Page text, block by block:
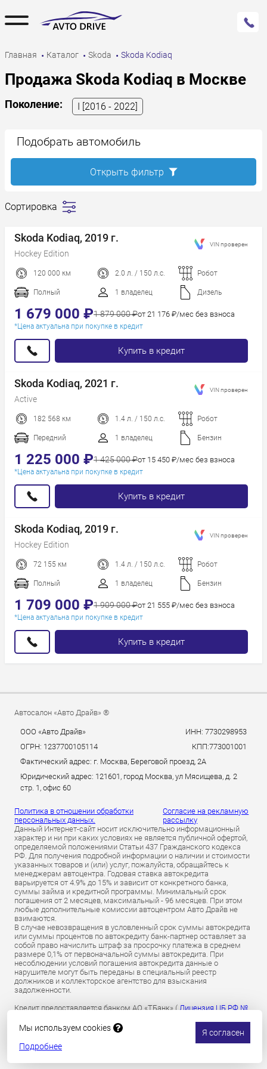
Главная Каталог Skoda Skoda Kodiaq
Продажа Skoda Kodiaq в Москве
Поколение: I [2016 - 2022]
Сортировка
дешевле
Сначала
дороже
Пробег
Год новее
Год старше
Skoda Kodiaq, 2019 г.
Hockey Edition
120 000 км 2.0 л. / 150 л.с. Робот
Полный 1 владелец Дизель
1 679 000 ₽1 879 000 ₽от 21 176 ₽/мес без взноса
*Цена актуальна при покупке в кредит
Купить в кредит
VIN проверен
Skoda Kodiaq, 2021 г.
Active
182 568 км 1.4 л. / 150 л.с. Робот
Передний 1 владелец Бензин
1 225 000 ₽1 425 000 ₽от 15 450 ₽/мес без взноса
*Цена актуальна при покупке в кредит
Купить в кредит
VIN проверен
Skoda Kodiaq, 2019 г.
Hockey Edition
72 155 км 1.4 л. / 150 л.с. Робот
Полный 1 владелец Бензин
1 709 000 ₽1 909 000 ₽от 21 555 ₽/мес без взноса
*Цена актуальна при покупке в кредит
Купить в кредит
VIN проверен
Подобрать автомобиль
Открыть фильтр
Автосалон «Авто Драйв» ®
ООО «Авто Драйв»
ИНН: 7730298953
ОГРН: 1237700105114
КПП:773001001
Фактический адрес: г. Москва, Береговой проезд, 2А
Юридический адрес: 121601, город Москва, ул Мясищева, д. 2
стр. 1, офис 60
Политика в отношении обработки
персональных данных.
Согласие на рекламную
рассылку
Данный Интернет-сайт носит исключительно информационный
характер и ни при каких условиях не является публичной офертой,
определяемой положениями Статьи 437 Гражданского кодекса
РФ. Для получения подробной информации о наличии и стоимости
указанных товаров и (или) услуг, пожалуйста, обращайтесь к
менеджерам автоцентра. Годовая ставка автокредита
варьируется от 4.9% до 15% и зависит от конкретного банка,
суммы займа и кредитной программы. Минимальный срок
погашения от 2 месяцев, максимальный - 96 месяцев. При этом
любые дополнительные комиссии автоцентром Авто Драйв не
взимаются.
В случае невозвращения в условленный срок суммы автокредита
или суммы процентов по автокредиту банк-партнер оставляет за
собой право начислить штраф за просрочку платежа в среднем
размере 0,1% от первоначальной суммы автокредита. При
несоблюдении условий погашения автокредита данные о
нарушителе могут быть переданы в специальный реестр
должников и коллекторское агентство для взыскания
задолженности.
Кредит предоставляется банком АО «ТБанк» (Лицензия ЦБ РФ №
Обязательное страхование гражданской ответственности
владельцев транспортных средств осуществляется АО «Т-
Страхование»
по лицензии ОС № 0191-03 от 01.07.2024 г.
Мы используем cookies
Подробнее
Я согласен